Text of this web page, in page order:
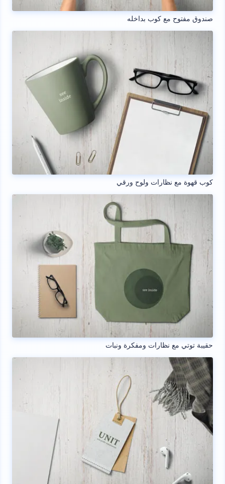
صندوق مفتوح مع كوب بداخله
كوب قهوة مع نظارات ولوح ورقي
حقيبة توتي مع نظارات ومفكرة ونبات